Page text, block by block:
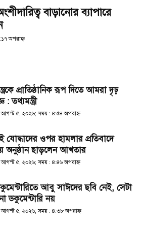
বাড়ানোর ব্যাপারে
অপরাহ্ণ
প্রাতিষ্ঠানিক রূপ দিতে আমরা দৃঢ়
: তথ্যমন্ত্রী
আগস্ট ৫, ২০২৬; সময় : ৪:৫৪ অপরাহ্ণ
যোদ্ধাদের ওপর হামলার প্রতিবাদে
অনুষ্ঠান ছাড়লেন আখতার
আগস্ট ৫, ২০২৬; সময় : ৪:৪৬ অপরাহ্ণ
আবু সাঈদের ছবি নেই, সেটা
ডকুমেন্টারি নয়
আগস্ট ৫, ২০২৬; সময় : ৪:৩৮ অপরাহ্ণ